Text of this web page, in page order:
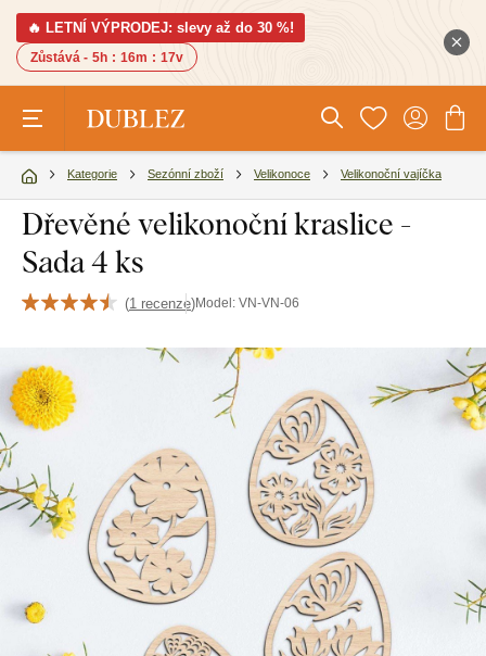
🔥 LETNÍ VÝPRODEJ: slevy až do 30 %!
Zůstává - 5h : 16m : 16v
Kategorie Sezónní zboží Velikonoce Velikonoční vajíčka
Dřevěné velikonoční kraslice -
Sada 4 ks
(1 recenze)Model: VN-VN-06